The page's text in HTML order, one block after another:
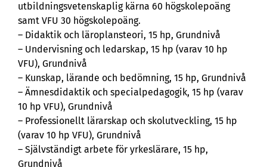
utbildningsvetenskaplig kärna 60 högskolepoäng
samt VFU 30 högskolepoäng.
– Didaktik och läroplansteori, 15 hp, Grundnivå
– Undervisning och ledarskap, 15 hp (varav 10 hp
VFU), Grundnivå
– Kunskap, lärande och bedömning, 15 hp, Grundnivå
– Ämnesdidaktik och specialpedagogik, 15 hp (varav
10 hp VFU), Grundnivå
– Professionellt lärarskap och skolutveckling, 15 hp
(varav 10 hp VFU), Grundnivå
– Självständigt arbete för yrkeslärare, 15 hp,
Grundnivå